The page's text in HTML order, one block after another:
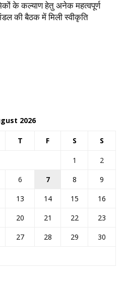
के कल्याण हेतु अनेक महत्वपूर्ण
की बैठक में मिली स्वीकृति
2026
T F S S
1
2
6 7 8
9
13 14 15
16
20 21 22
23
27 28 29
30